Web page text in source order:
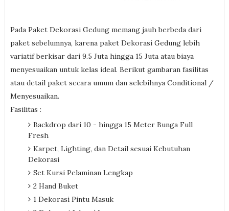
Pada Paket Dekorasi Gedung memang jauh berbeda dari
paket sebelumnya, karena paket Dekorasi Gedung lebih
variatif berkisar dari 9.5 Juta hingga 15 Juta atau biaya
menyesuaikan untuk kelas ideal. Berikut gambaran fasilitas
atau detail paket secara umum dan selebihnya Conditional /
Menyesuaikan.
Fasilitas :
Backdrop dari 10 - hingga 15 Meter Bunga Full
Fresh
Karpet, Lighting, dan Detail sesuai Kebutuhan
Dekorasi
Set Kursi Pelaminan Lengkap
2 Hand Buket
1 Dekorasi Pintu Masuk